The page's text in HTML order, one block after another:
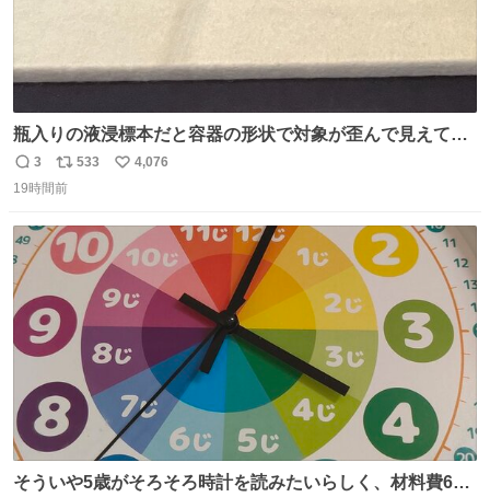
瓶入りの液浸標本だと容器の形状で対象が歪んで見えてし
まうことから、なるべく歪みがない状態で観察しやすいよ
うにこのような形で保存していると前に科博の先生から教
返
信
3
リ
ポ
ト
数
533
い
数
4,076
19時間前
そういや5歳がそろそろ時計を読みたいらしく、材料費600